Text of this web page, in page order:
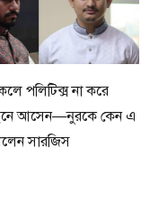
পলিটিক্স না করে
আসেন—নুরকে কেন এ
সারজিস